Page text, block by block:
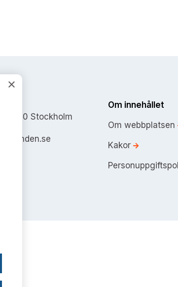
90 Stockholm
Om innehållet
Om webbplatsen
Kakor
×